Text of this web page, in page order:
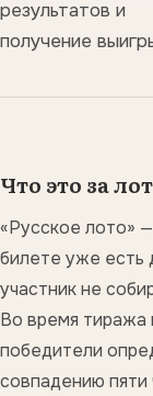
результатов и
получение
Что это за
«Русское лото»
билете уже есть
участник не
Во время тиража
победители
совпадению пяти